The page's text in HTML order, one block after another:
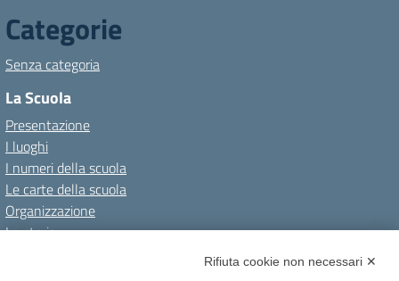
Categorie
Senza categoria
La Scuola
Presentazione
I luoghi
I numeri della scuola
Le carte della scuola
Organizzazione
La storia
Rifiuta cookie non necessari ✕